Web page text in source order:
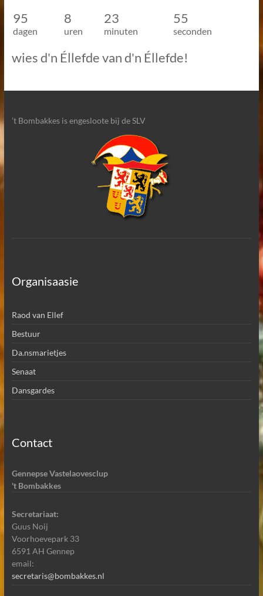
95
8 23 55
dagen uren minuten seconden
wies d'n Éllefde van d'n Éllefde!
’t Bombakkes is engesloote bïj de SLV
Organisaasie
Raod van Ellef
Bestuur
Da.nsmarietjes
Senaat
Dansgardes
Contact
Gennepse Vastelaovesclup
't Bombakkes
Secretariaat:
Guus Noij
Voorhoevepark 33
6591 AH Gennep
email:
secretaris@bombakkes.nl